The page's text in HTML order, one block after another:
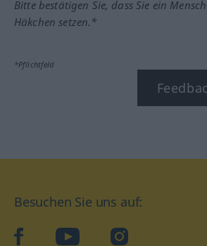
Bitte bestätigen Sie, dass Sie ein
Häkchen setzen.*
*Pflichtfeld
Besuchen Sie uns auf:
facebookYouTube Instagram